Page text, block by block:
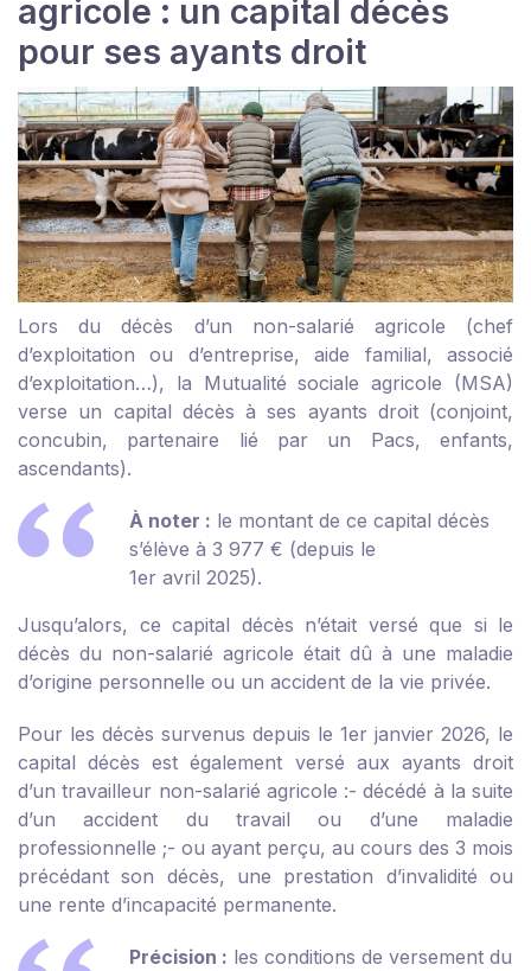
agricole : un capital décès
pour ses ayants droit
Lors du décès d’un non-salarié agricole (chef
d’exploitation ou d’entreprise, aide familial, associé
d’exploitation…), la Mutualité sociale agricole (MSA)
verse un capital décès à ses ayants droit (conjoint,
concubin, partenaire lié par un Pacs, enfants,
ascendants).
À noter : le montant de ce capital décès
s’élève à 3 977 € (depuis le
1er avril 2025).
Jusqu’alors, ce capital décès n’était versé que si le
décès du non-salarié agricole était dû à une maladie
d’origine personnelle ou un accident de la vie privée.
Pour les décès survenus depuis le 1er janvier 2026, le
capital décès est également versé aux ayants droit
d’un travailleur non-salarié agricole :- décédé à la suite
d’un accident du travail ou d’une maladie
professionnelle ;- ou ayant perçu, au cours des 3 mois
précédant son décès, une prestation d’invalidité ou
une rente d’incapacité permanente.
Précision : les conditions de versement du